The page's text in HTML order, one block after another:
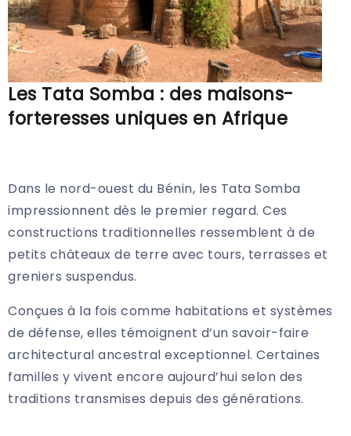
Les Tata Somba : des maisons-
forteresses uniques en Afrique
Dans le nord-ouest du Bénin, les Tata Somba
impressionnent dès le premier regard. Ces
constructions traditionnelles ressemblent à de
petits châteaux de terre avec tours, terrasses et
greniers suspendus.
Conçues à la fois comme habitations et systèmes
de défense, elles témoignent d’un savoir-faire
architectural ancestral exceptionnel. Certaines
familles y vivent encore aujourd’hui selon des
traditions transmises depuis des générations.